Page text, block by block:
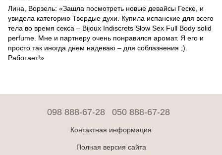
Лина, Ворзель: «Зашла посмотреть новые девайсы Геске, и
увидела категорию Твердые духи. Купила испанские для всего
тела во время секса – Bijoux Indiscrets Slow Sex Full Body solid
perfume. Мне и партнеру очень понравился аромат. Я его и
просто так иногда днем надеваю – для соблазнения ;).
Работает!»
098 888-67-28 050 888-67-28
Контактная информация
Полная версия сайта